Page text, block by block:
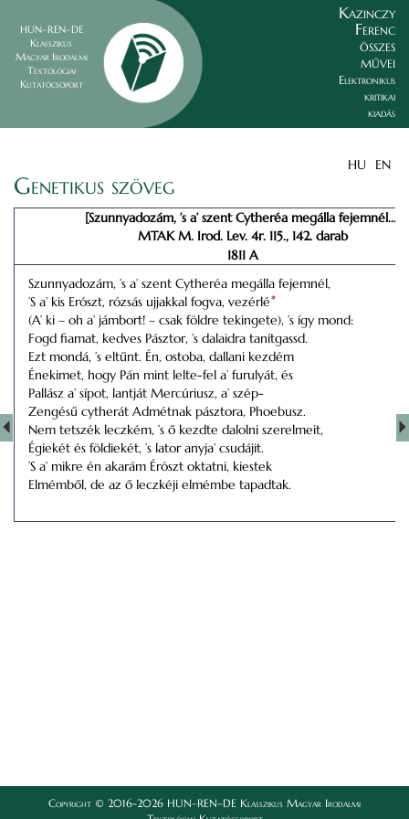
HUN–REN–DE
Klasszikus
Magyar Irodalmi
Textológiai
Kutatócsoport
Kazinczy
Ferenc
összes
művei
Elektronikus
kritikai
kiadás
HU EN
Genetikus szöveg
[Szunnyadozám, ’s a’ szent Cytheréa megálla fejemnél...]
MTAK M. Irod. Lev. 4r. 115., 142. darab
1811 A
Szunnyadozám, ’s a’ szent Cytheréa megálla fejemnél,
’S a’ kis Erószt, rózsás ujjakkal fogva, vezérlé*
(A’ ki – oh a’ jámbort! – csak földre tekingete), ’s így mond:
Fogd fiamat, kedves Pásztor, ’s dalaidra tanítgassd.
Ezt mondá, ’s eltűnt. Én, ostoba, dallani kezdém
Énekimet, hogy Pán mint lelte-fel a’ furulyát, és
Pallász a’ sípot, lantját Mercúriusz, a’ szép-
Zengésű cytherát Admétnak pásztora, Phoebusz.
Nem tetszék leczkém, ’s ő kezdte dalolni szerelmeit,
Égiekét és földiekét, ’s lator anyja’ csudájit.
’S a’ mikre én akarám Érószt oktatni, kiestek
Elmémből, de az ő leczkéji elmémbe tapadtak.
Copyright © 2016-2026 HUN–REN–DE Klasszikus Magyar Irodalmi